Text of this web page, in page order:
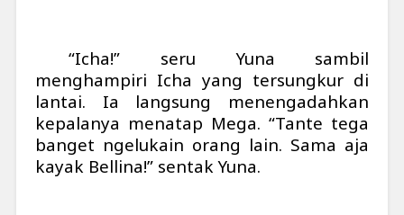
“Icha!” seru Yuna sambil
menghampiri Icha yang tersungkur di
lantai. Ia langsung menengadahkan
kepalanya menatap Mega. “Tante tega
banget ngelukain orang lain. Sama aja
kayak Bellina!” sentak Yuna.